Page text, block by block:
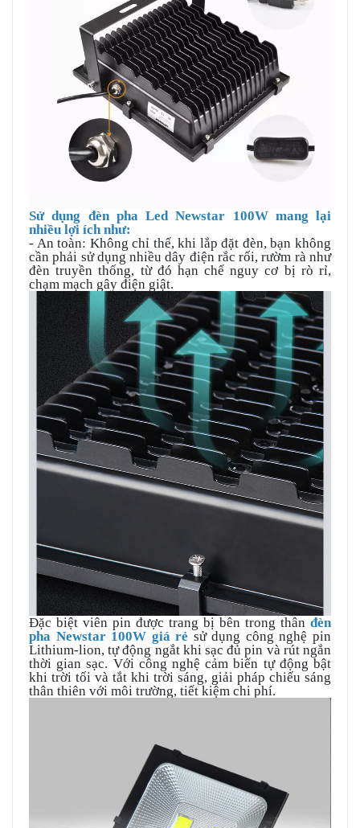
Sử dụng đèn pha Led Newstar 100W mang lại
nhiều lợi ích như:
- An toàn: Không chỉ thế, khi lắp đặt đèn, bạn không
cần phải sử dụng nhiều dây điện rắc rối, rườm rà như
đèn truyền thống, từ đó hạn chế nguy cơ bị rò rỉ,
chạm mạch gây điện giật.
Đặc biệt viên pin được trang bị bên trong thân đèn
pha Newstar 100W giá rẻ sử dụng công nghệ pin
Lithium-lion, tự động ngắt khi sạc đủ pin và rút ngắn
thời gian sạc. Với công nghệ cảm biến tự động bật
khi trời tối và tắt khi trời sáng, giải pháp chiếu sáng
thân thiên với môi trường, tiết kiệm chi phí.